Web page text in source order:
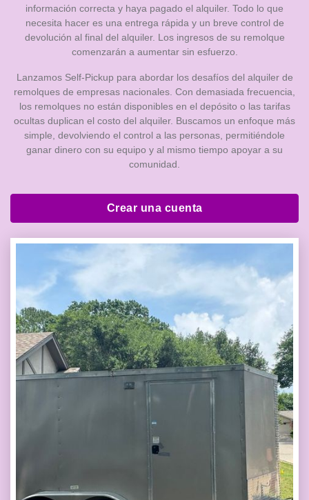
información correcta y haya pagado el alquiler. Todo lo que
necesita hacer es una entrega rápida y un breve control de
devolución al final del alquiler. Los ingresos de su remolque
comenzarán a aumentar sin esfuerzo.
Lanzamos Self-Pickup para abordar los desafíos del alquiler de
remolques de empresas nacionales. Con demasiada frecuencia,
los remolques no están disponibles en el depósito o las tarifas
ocultas duplican el costo del alquiler. Buscamos un enfoque más
simple, devolviendo el control a las personas, permitiéndole
ganar dinero con su equipo y al mismo tiempo apoyar a su
comunidad.
Crear una cuenta